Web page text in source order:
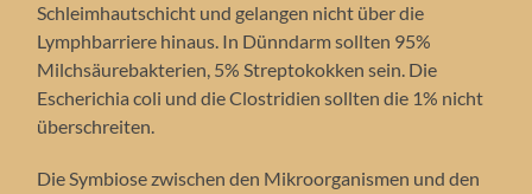
Schleimhautschicht und gelangen nicht über die
Lymphbarriere hinaus. In Dünndarm sollten 95%
Milchsäurebakterien, 5% Streptokokken sein. Die
Escherichia coli und die Clostridien sollten die 1% nicht
überschreiten.
Die Symbiose zwischen den Mikroorganismen und den